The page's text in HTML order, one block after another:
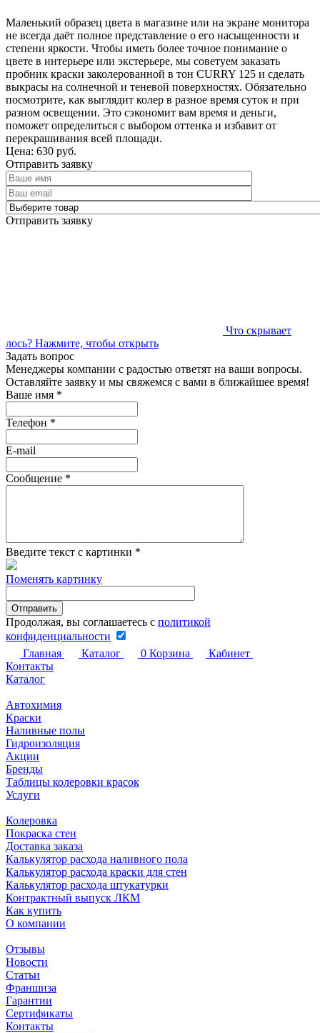
Маленький образец цвета в магазине или на экране монитора
не всегда даёт полное представление о его насыщенности и
степени яркости. Чтобы иметь более точное понимание о
цвете в интерьере или экстерьере, мы советуем заказать
пробник краски заколерованной в тон CURRY 125 и сделать
выкрасы на солнечной и теневой поверхностях. Обязательно
посмотрите, как выглядит колер в разное время суток и при
разном освещении. Это сэкономит вам время и деньги,
поможет определиться с выбором оттенка и избавит от
перекрашивания всей площади.
Цена: 630 руб.
Отправить заявку
Отправить заявку
Что скрывает
лось? Нажмите, чтобы открыть
Задать вопрос
Менеджеры компании с радостью ответят на ваши вопросы.
Оставляйте заявку и мы свяжемся с вами в ближайшее время!
Ваше имя *
Телефон *
E-mail
Сообщение *
Введите текст с картинки *
Поменять картинку
Продолжая, вы соглашаетесь с политикой
конфиденциальности
Главная
Каталог 0 Корзина
Кабинет
Контакты
Каталог
Автохимия
Краски
Наливные полы
Гидроизоляция
Акции
Бренды
Таблицы колеровки красок
Услуги
Колеровка
Покраска стен
Доставка заказа
Калькулятор расхода наливного пола
Калькулятор расхода краски для стен
Калькулятор расхода штукатурки
Контрактный выпуск ЛКМ
Как купить
О компании
Отзывы
Новости
Статьи
Франшиза
Гарантии
Сертификаты
Контакты